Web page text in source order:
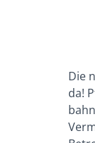
Die
da!